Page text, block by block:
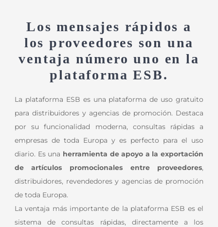
Los mensajes rápidos a
los proveedores son una
ventaja número uno en la
plataforma ESB.
La plataforma ESB es una plataforma de uso gratuito
para distribuidores y agencias de promoción. Destaca
por su funcionalidad moderna, consultas rápidas a
empresas de toda Europa y es perfecto para el uso
diario. Es una herramienta de apoyo a la exportación
de artículos promocionales entre proveedores,
distribuidores, revendedores y agencias de promoción
de toda Europa.
La ventaja más importante de la plataforma ESB es el
sistema de consultas rápidas, directamente a los